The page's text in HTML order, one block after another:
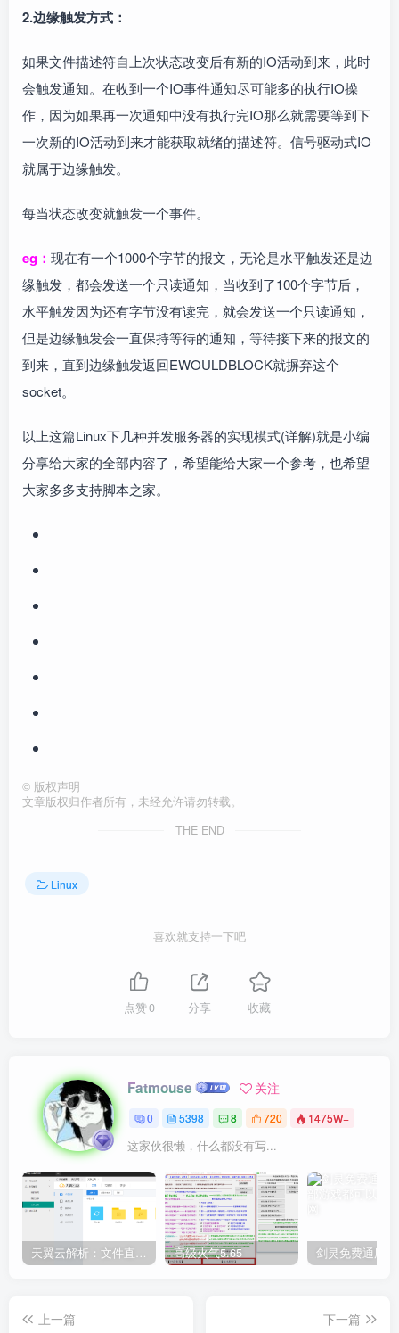
2.边缘触发方式：
如果文件描述符自上次状态改变后有新的IO活动到来，此时
会触发通知。在收到一个IO事件通知尽可能多的执行IO操
作，因为如果再一次通知中没有执行完IO那么就需要等到下
一次新的IO活动到来才能获取就绪的描述符。信号驱动式IO
就属于边缘触发。
每当状态改变就触发一个事件。
eg： 现在有一个1000个字节的报文，无论是水平触发还是边
缘触发，都会发送一个只读通知，当收到了100个字节后，
水平触发因为还有字节没有读完，就会发送一个只读通知，
但是边缘触发会一直保持等待的通知，等待接下来的报文的
到来，直到边缘触发返回EWOULDBLOCK就摒弃这个
socket。
以上这篇Linux下几种并发服务器的实现模式(详解)就是小编
分享给大家的全部内容了，希望能给大家一个参考，也希望
大家多多支持脚本之家。
© 版权声明
文章版权归作者所有，未经允许请勿转载。
THE END
Linux
喜欢就支持一下吧
点赞0 分享 收藏
Fatmouse 关注
0 5398 8 720 1475W+
这家伙很懒，什么都没有写...
天翼云解析：文件直链获取源码 高级火气5.65
上一篇
下一篇